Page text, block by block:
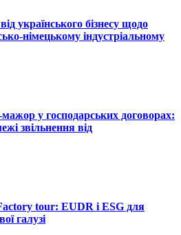
українського бізнесу щодо
німецькому індустріальному
у господарських договорах:
звільнення від
tour: EUDR і ESG для
галузі